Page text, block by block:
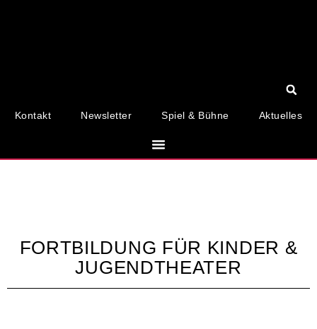
Kontakt Newsletter Spiel & Bühne Aktuelles
FORTBILDUNG FÜR KINDER &
JUGEND­THEATER